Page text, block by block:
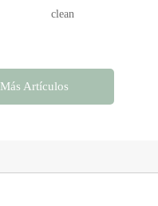
clean
Más Artículos